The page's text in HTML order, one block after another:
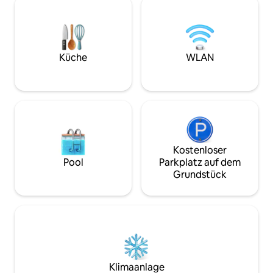
zurück und entdecken Sie die perfekte
Kombination aus Historie und dem
Komfort eines exklusiven 4-Sterne-
dampfen, Ihr
Roller usw. zu
Küche WLAN
Pool
Kostenloser
Parkplatz auf dem
Grundstück
Klimaanlage